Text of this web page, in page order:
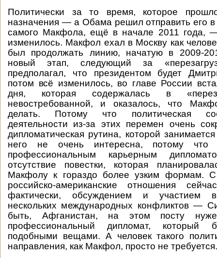
Политически за то время, которое
назначения — а Обама решил отправить его
самого Макфола, ещё в начале 2011 года,
изменилось. Макфол ехал в Москву как
был продолжать линию, начатую в 2009-
новый этап, следующий за
предполагал, что президентом будет
потом всё изменилось, во главе России
дня, которая содержалась в
невостребованной, и оказалось, что
делать. Потому что политическая
деятельности из-за этих перемен очень
дипломатическая рутина, которой
него не очень интересна, потому что
профессиональным карьерным
отсутствие повестки, которая
Макфолу к гораздо более узким формам. С
российско-американские отношения
фактически, обсуждением и участием в
нескольких международных конфликтов —
быть, Афганистан, на этом посту
профессиональный дипломат, который
подобными вещами. А человек такого
направления, как Макфол, просто не требуется.